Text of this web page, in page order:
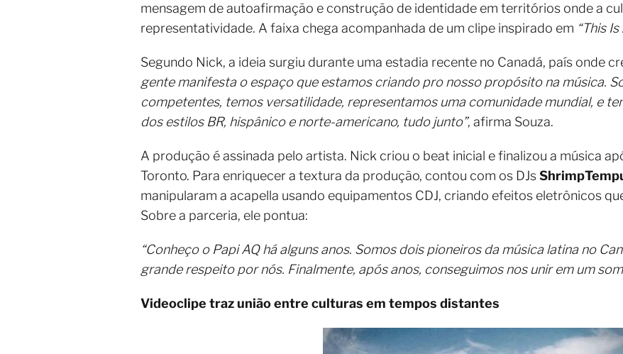
mensagem de autoafirmação e construção de identidade em territórios onde a
representatividade. A faixa chega acompanhada de um clipe inspirado em “This
Segundo Nick, a ideia surgiu durante uma estadia recente no Canadá, país onde
gente manifesta o espaço que estamos criando pro nosso propósito na música.
competentes, temos versatilidade, representamos uma comunidade mundial, e
dos estilos BR, hispânico e norte-americano, tudo junto”, afirma Souza.
A produção é assinada pelo artista. Nick criou o beat inicial e finalizou a música
Toronto. Para enriquecer a textura da produção, contou com os DJs
manipularam a acapella usando equipamentos CDJ, criando efeitos eletrônicos
Sobre a parceria, ele pontua:
“Conheço o Papi AQ há alguns anos. Somos dois pioneiros da música latina no
grande respeito por nós. Finalmente, após anos, conseguimos nos unir em um
Videoclipe traz união entre culturas em tempos distantes